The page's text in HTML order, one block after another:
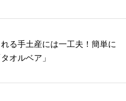
る手土産には一工夫！簡単に
オルベア」